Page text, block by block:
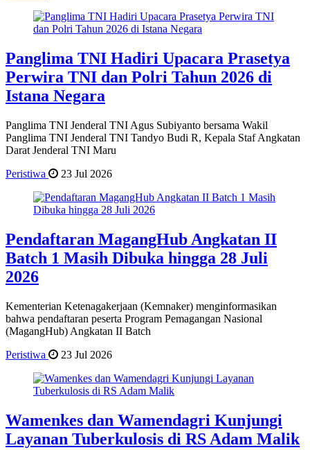
Panglima TNI Hadiri Upacara Prasetya
Perwira TNI dan Polri Tahun 2026 di
Istana Negara
Panglima TNI Jenderal TNI Agus Subiyanto bersama Wakil
Panglima TNI Jenderal TNI Tandyo Budi R, Kepala Staf Angkatan
Darat Jenderal TNI Maru
Peristiwa
23 Jul 2026
Pendaftaran MagangHub Angkatan II
Batch 1 Masih Dibuka hingga 28 Juli
2026
Kementerian Ketenagakerjaan (Kemnaker) menginformasikan
bahwa pendaftaran peserta Program Pemagangan Nasional
(MagangHub) Angkatan II Batch
Peristiwa
23 Jul 2026
Wamenkes dan Wamendagri Kunjungi
Layanan Tuberkulosis di RS Adam Malik